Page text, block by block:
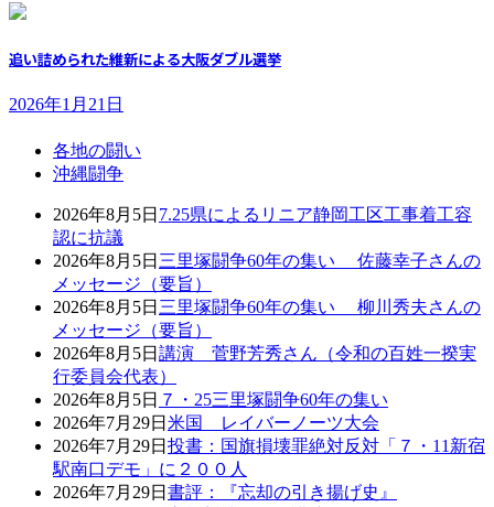
追い詰められた維新による大阪ダブル選挙
2026年1月21日
各地の闘い
沖縄闘争
2026年8月5日 7.25県によるリニア静岡工区工事着工容
認に抗議
2026年8月5日 三里塚闘争60年の集い 佐藤幸子さんの
メッセージ（要旨）
2026年8月5日 三里塚闘争60年の集い 柳川秀夫さんの
メッセージ（要旨）
2026年8月5日 講演 菅野芳秀さん（令和の百姓一揆実
行委員会代表）
2026年8月5日 ７・25三里塚闘争60年の集い
2026年7月29日 米国 レイバーノーツ大会
2026年7月29日 投書：国旗損壊罪絶対反対「７・11新宿
駅南口デモ」に２００人
2026年7月29日 書評：『忘却の引き揚げ史』